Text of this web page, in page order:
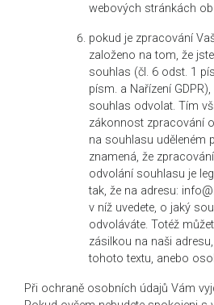
webových stránkách
pokud je zpracování
založeno na tom, že
souhlas (čl. 6 odst. 1
písm. a Nařízení
souhlas odvolat. Tím
zákonnost zpracování
na souhlasu uděleném
znamená, že
odvolání souhlasu je
tak, že na adresu:
v níž uvedete, o jaký
odvoláváte. Totéž
zásilkou na naši
tohoto textu, anebo
Při ochraně osobních údajů Vám